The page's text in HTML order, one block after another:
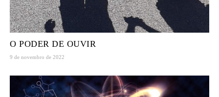
O PODER DE OUVIR
9 de novembro de 2022